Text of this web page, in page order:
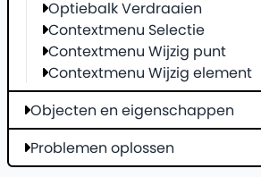
Optiebalk Verdraaien
Contextmenu Selectie
Contextmenu Wijzig punt
Contextmenu Wijzig element
Objecten en eigenschappen
Problemen oplossen